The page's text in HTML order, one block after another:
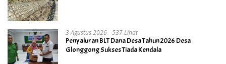
3 Agustus 2026 537 Lihat
Penyaluran BLT Dana Desa Tahun 2026 Desa
Glonggong Sukses Tiada Kendala